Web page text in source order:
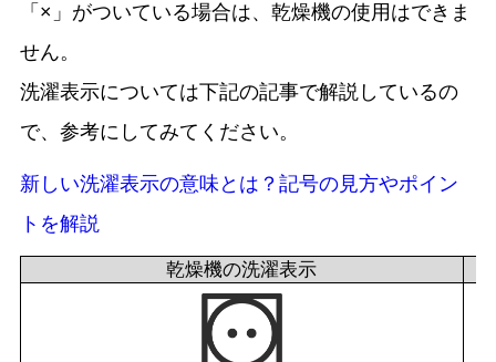
「×」がついている場合は、乾燥機の使用はできま
せん。
洗濯表示については下記の記事で解説しているの
で、参考にしてみてください。
新しい洗濯表示の意味とは？記号の見方やポイン
トを解説
乾燥機の洗濯表示